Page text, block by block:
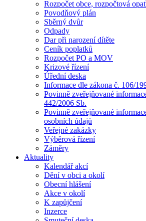
Rozpočet obce, rozpočtová
Povodňový plán
Sběrný dvůr
Odpady
Dar při narození dítěte
Ceník poplatků
Rozpočet PO a MOV
Krizové řízení
Úřední deska
Informace dle zákona č. 106/
Povinně zveřejňované
442/2006 Sb.
Povinně zveřejňované
osobních údajů
Veřejné zakázky
Výběrová řízení
Záměry
Aktuality
Kalendář akcí
Dění v obci a okolí
Obecní hlášení
Akce v okolí
K zapůjčení
Inzerce